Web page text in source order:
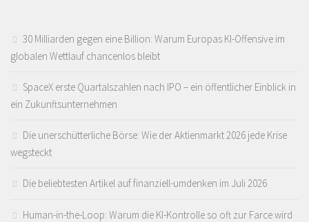
30 Milliarden gegen eine Billion: Warum Europas KI-Offensive im
globalen Wettlauf chancenlos bleibt
SpaceX erste Quartalszahlen nach IPO – ein öffentlicher Einblick in
ein Zukunftsunternehmen
Die unerschütterliche Börse: Wie der Aktienmarkt 2026 jede Krise
wegsteckt
Die beliebtesten Artikel auf finanziell-umdenken im Juli 2026
Human-in-the-Loop: Warum die KI-Kontrolle so oft zur Farce wird